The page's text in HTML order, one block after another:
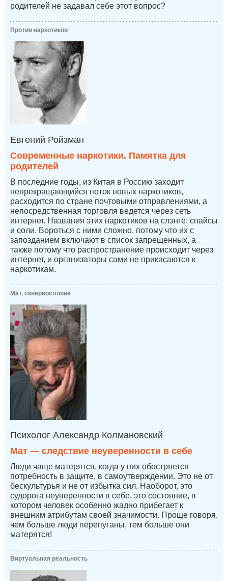
родителей не задавал себе этот вопрос?
Против наркотиков
Евгений Ройзман
Современные наркотики. Памятка для
родителей
В последние годы, из Китая в Россию заходит
непрекращающийся поток новых наркотиков,
расходится по стране почтовыми отправлениями, а
непосредственная торговля ведется через сеть
интернет. Названия этих наркотиков на слэнге: спайсы
и соли. Бороться с ними сложно, потому что их с
запозданием включают в список запрещенных, а
также потому что распространение происходит через
интернет, и организаторы сами не прикасаются к
наркотикам.
Мат, сквернословие
Психолог Александр Колмановский
Мат — следствие неуверенности в себе
Люди чаще матерятся, когда у них обостряется
потребность в защите, в самоутверждении. Это не от
бескультурья и не от избытка сил. Наоборот, это
судорога неуверенности в себе, это состояние, в
котором человек особенно жадно прибегает к
внешним атрибутам своей значимости. Проще говоря,
чем больше люди перепуганы, тем больше они
матерятся!
Виртуальная реальность